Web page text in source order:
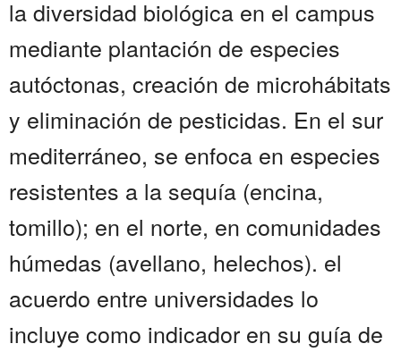
la diversidad biológica en el campus
mediante plantación de especies
autóctonas, creación de microhábitats
y eliminación de pesticidas. En el sur
mediterráneo, se enfoca en especies
resistentes a la sequía (encina,
tomillo); en el norte, en comunidades
húmedas (avellano, helechos). el
acuerdo entre universidades lo
incluye como indicador en su guía de